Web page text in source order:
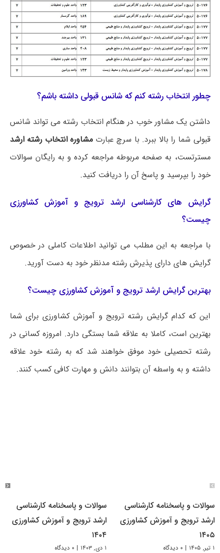
چطور انتخاب رشته کنم که شانس قبولی داشته باشم؟
داشتن یک مشاور خوب در هنگام انتخاب رشته می تواند شانس
قبولی شما را بالا ببرد. با سرچ عبارت مشاوره انتخاب رشته ارشد
مسترتست، به صفحه مربوطه مراجعه کرده و به رایگان سوالات
خود را بپرسید و پاسخ آن را دریافت کنید.
گرایش های کارشناسی ارشد ترویج و آموزش کشاورزی
چیست؟
با مراجعه به این مطلب می‌ توانید اطلاعات کاملی در خصوص
گرایش های دارای پذیرش رشته مدنظر خود به دست آورید.
بهترین گرایش ارشد ترویج و آموزش کشاورزی چیست؟
این که کدام گرایش رشته ترویج و آموزش کشاورزی برای شما
بهترین است، کاملا به علاقه شما بستگی دارد. امروزه کسانی در
رشته تحصیلی خود موفق خواهند شد که به رشته خود علاقه
داشته و به واسطه آن بتوانند دانش و مهارت کافی کسب کنند.
سوالات و پاسخنامه کارشناسی
ارشد ترویج و آموزش کشاورزی
۱۴۰۵
۱ تیر, ۱۴۰۵ | ۰ دیدگاه
سوالات و پاسخنامه کارشناسی
ارشد ترویج و آموزش کشاورزی
۱۴۰۴
۱ دی, ۱۴۰۳ | ۰ دیدگاه